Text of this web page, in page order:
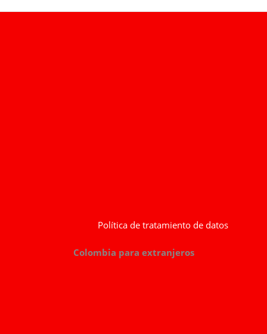
Política de tratamiento de datos
Colombia para extranjeros